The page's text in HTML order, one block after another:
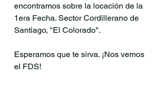
encontramos sobre la locación de la
1era Fecha. Sector Cordillerano de
Santiago, "El Colorado".
Esperamos que te sirva. ¡Nos vemos
el FDS!